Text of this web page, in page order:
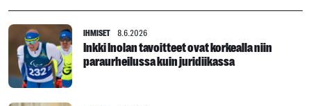
IHMISET 8.6.2026
Inkki Inolan tavoitteet ovat korkealla niin
paraurheilussa kuin juridiikassa